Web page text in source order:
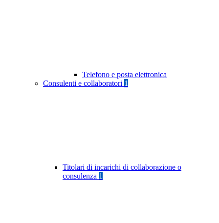
Telefono e posta elettronica
Consulenti e collaboratori 1
Titolari di incarichi di collaborazione o
consulenza 1